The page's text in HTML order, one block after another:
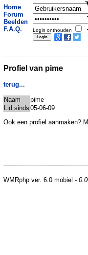
Home
Forum
Beelden
F.A.Q.
Login onthouden
Profiel van pime
terug...
Naam
pime
Lid sinds 05-06-09
Ook een profiel aanmaken?
WMRphp ver. 6.0 mobiel -